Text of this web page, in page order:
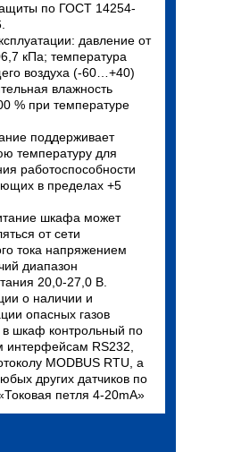
по ГОСТ 14254-
давление от
кПа; температура
воздуха (-60…+40)
влажность
% при температуре
поддерживает
температуру для
работоспособности
в пределах +5
шкафа может
от сети
тока напряжением
диапазон
20,0-27,0 В.
о наличии и
опасных газов
в шкаф контрольный по
RS232,
MODBUS RTU, а
других датчиков по
петля 4-20mA»